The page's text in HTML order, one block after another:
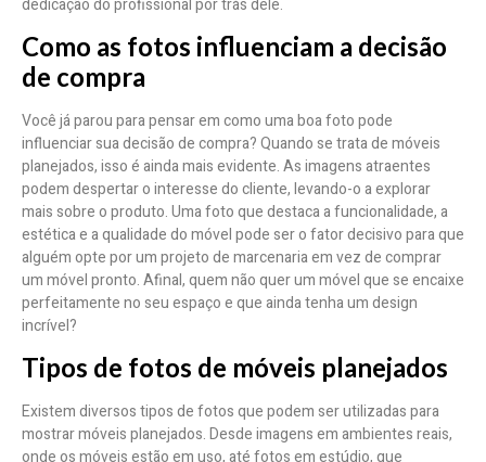
Como as fotos influenciam a decisão
de compra
Você já parou para pensar em como uma boa foto pode
influenciar sua decisão de compra? Quando se trata de móveis
planejados, isso é ainda mais evidente. As imagens atraentes
podem despertar o interesse do cliente, levando-o a explorar
mais sobre o produto. Uma foto que destaca a funcionalidade, a
estética e a qualidade do móvel pode ser o fator decisivo para que
alguém opte por um projeto de marcenaria em vez de comprar
um móvel pronto. Afinal, quem não quer um móvel que se encaixe
perfeitamente no seu espaço e que ainda tenha um design
incrível?
Tipos de fotos de móveis planejados
Existem diversos tipos de fotos que podem ser utilizadas para
mostrar móveis planejados. Desde imagens em ambientes reais,